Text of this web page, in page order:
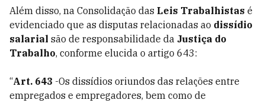
Além disso, na Consolidação das Leis Trabalhistas é
evidenciado que as disputas relacionadas ao dissídio
salarial são de responsabilidade da Justiça do
Trabalho, conforme elucida o artigo 643:
“Art. 643 -Os dissídios oriundos das relações entre
empregados e empregadores, bem como de